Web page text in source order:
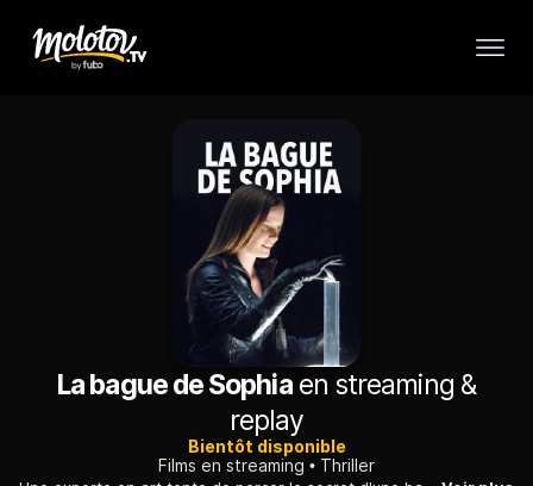
La bague de Sophiaen streaming &
replay
Bientôt disponible
Films en streaming
Thriller